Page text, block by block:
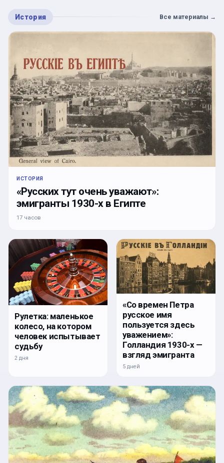
История Все материалы →
ИСТОРИЯ
«Русских тут очень уважают»:
эмигранты 1930-х в Египте
17 часов
Рулетка: маленькое
колесо, на котором
человек испытывает
судьбу
2 дня
«Со времен Петра
русское имя
пользуется здесь
уважением»:
Голландия 1930-х —
взгляд эмигранта
5 дней